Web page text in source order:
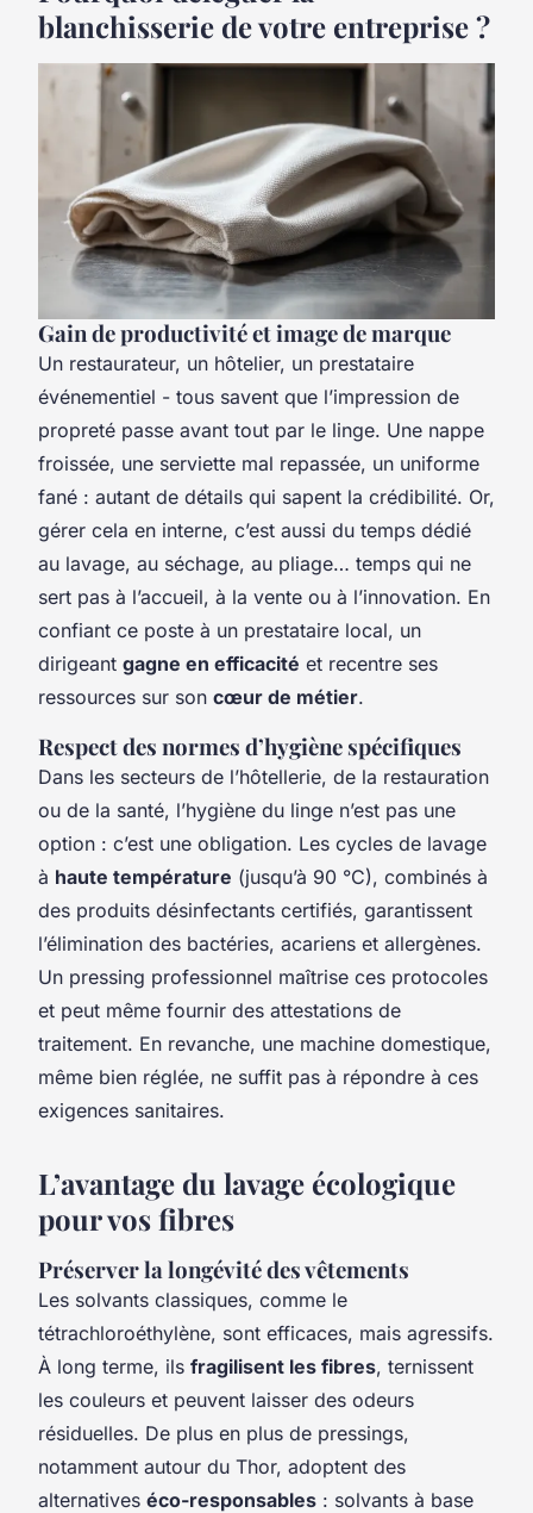
blanchisserie de votre entreprise ?
Gain de productivité et image de marque
Un restaurateur, un hôtelier, un prestataire
événementiel - tous savent que l’impression de
propreté passe avant tout par le linge. Une nappe
froissée, une serviette mal repassée, un uniforme
fané : autant de détails qui sapent la crédibilité. Or,
gérer cela en interne, c’est aussi du temps dédié
au lavage, au séchage, au pliage… temps qui ne
sert pas à l’accueil, à la vente ou à l’innovation. En
confiant ce poste à un prestataire local, un
dirigeant gagne en efficacité et recentre ses
ressources sur son cœur de métier.
Respect des normes d’hygiène spécifiques
Dans les secteurs de l’hôtellerie, de la restauration
ou de la santé, l’hygiène du linge n’est pas une
option : c’est une obligation. Les cycles de lavage
à haute température (jusqu’à 90 °C), combinés à
des produits désinfectants certifiés, garantissent
l’élimination des bactéries, acariens et allergènes.
Un pressing professionnel maîtrise ces protocoles
et peut même fournir des attestations de
traitement. En revanche, une machine domestique,
même bien réglée, ne suffit pas à répondre à ces
exigences sanitaires.
L’avantage du lavage écologique
pour vos fibres
Préserver la longévité des vêtements
Les solvants classiques, comme le
tétrachloroéthylène, sont efficaces, mais agressifs.
À long terme, ils fragilisent les fibres, ternissent
les couleurs et peuvent laisser des odeurs
résiduelles. De plus en plus de pressings,
notamment autour du Thor, adoptent des
alternatives éco-responsables : solvants à base